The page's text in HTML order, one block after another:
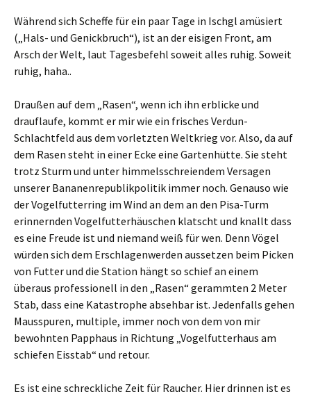
Während sich Scheffe für ein paar Tage in Ischgl amüsiert
(„Hals- und Genickbruch“), ist an der eisigen Front, am
Arsch der Welt, laut Tagesbefehl soweit alles ruhig. Soweit
ruhig, haha..
Draußen auf dem „Rasen“, wenn ich ihn erblicke und
drauflaufe, kommt er mir wie ein frisches Verdun-
Schlachtfeld aus dem vorletzten Weltkrieg vor. Also, da auf
dem Rasen steht in einer Ecke eine Gartenhütte. Sie steht
trotz Sturm und unter himmelsschreiendem Versagen
unserer Bananenrepublikpolitik immer noch. Genauso wie
der Vogelfutterring im Wind an dem an den Pisa-Turm
erinnernden Vogelfutterhäuschen klatscht und knallt dass
es eine Freude ist und niemand weiß für wen. Denn Vögel
würden sich dem Erschlagenwerden aussetzen beim Picken
von Futter und die Station hängt so schief an einem
überaus professionell in den „Rasen“ gerammten 2 Meter
Stab, dass eine Katastrophe absehbar ist. Jedenfalls gehen
Mausspuren, multiple, immer noch von dem von mir
bewohnten Papphaus in Richtung „Vogelfutterhaus am
schiefen Eisstab“ und retour.
Es ist eine schreckliche Zeit für Raucher. Hier drinnen ist es